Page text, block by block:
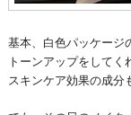
基本、白色パッケージ
トーンアップをしてく
スキンケア効果の成分